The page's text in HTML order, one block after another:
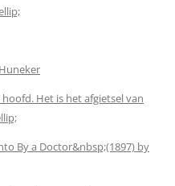
Het is het afgietsel van
By a Doctor&nbsp;(1897) by